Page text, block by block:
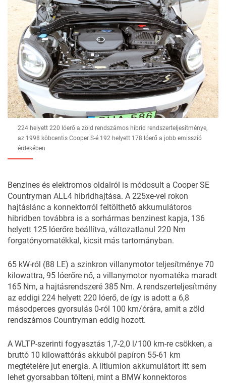
224 helyett 220 lóerő a zöld rendszámos hibrid rendszerteljesítménye,
az 1998 köbcentis Cooper S-é 192 helyett 178 lóerő a jobb emisszió
érdekében
Benzines és elektromos oldalról is módosult a Cooper SE
Countryman ALL4 hibridhajtása. A 225xe-vel rokon
hajtáslánc a konnektorról feltölthető akkumulátoros
hibridben továbbra is a sorhármas benzinest kapja, 136
helyett 125 lóerőre beállítva, változatlanul 220 Nm
forgatónyomatékkal, kicsit más tartományban.
65 kW-ról (88 LE) a szinkron villanymotor teljesítménye 70
kilowattra, 95 lóerőre nő, a villanymotor nyomatéka maradt
165 Nm, a hajtásrendszeré 385 Nm. A rendszerteljesítmény
az eddigi 224 helyett 220 lóerő, de így is adott a 6,8
másodperces gyorsulás 0-ról 100 km/órára, amit a zöld
rendszámos Countryman eddig hozott.
A WLTP-szerinti fogyasztás 1,7-2,0 l/100 km-re csökken, a
bruttó 10 kilowattórás akkuból papíron 55-61 km
megtételére jut energia. A lítiumion akkumulátort itt sem
lehet gyorsabban tölteni, mint a BMW konnektoros